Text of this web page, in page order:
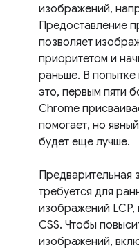
изображений,
Предоставление
позволяет
приоритетом и
раньше. В попытке
это, первым пяти
Chrome
помогает, но явный
будет еще лучше.
Предварительная
требуется для
изображений LCP,
CSS. Чтобы
изображений,